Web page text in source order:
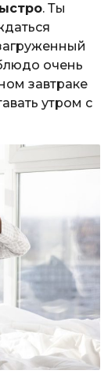
. Ты
очень
завтраке
утром с